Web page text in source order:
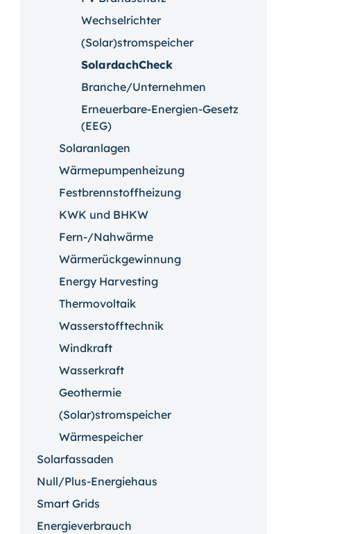
Wechselrichter
(Solar)stromspeicher
SolardachCheck
Branche/Unternehmen
Erneuerbare-Energien-Gesetz
(EEG)
Solaranlagen
Wärmepumpenheizung
Festbrennstoffheizung
KWK und BHKW
Fern-/Nahwärme
Wärmerückgewinnung
Energy Harvesting
Thermovoltaik
Wasserstofftechnik
Windkraft
Wasserkraft
Geothermie
(Solar)stromspeicher
Wärmespeicher
Solarfassaden
Null/Plus-Energiehaus
Smart Grids
Energieverbrauch